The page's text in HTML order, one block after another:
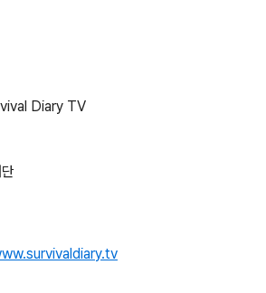
Diary TV